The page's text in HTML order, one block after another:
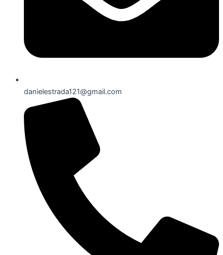
danielestrada121@gmail.com